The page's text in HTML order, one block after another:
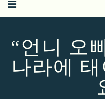
“언니 오
나라에